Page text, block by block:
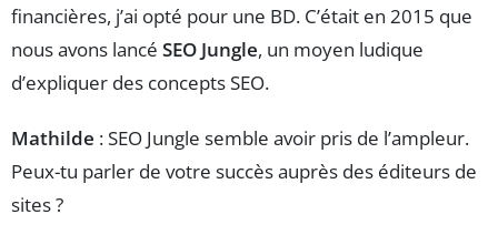
financières, j’ai opté pour une BD. C’était en 2015 que
nous avons lancé SEO Jungle, un moyen ludique
d’expliquer des concepts SEO.
Mathilde : SEO Jungle semble avoir pris de l’ampleur.
Peux-tu parler de votre succès auprès des éditeurs de
sites ?